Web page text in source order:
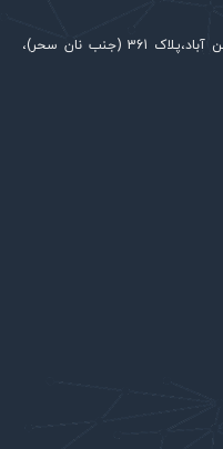
تهران، بلوار فردوس شرق، بین عقیل و حسن آباد،پلاک 361 (جنب نان سحر)،